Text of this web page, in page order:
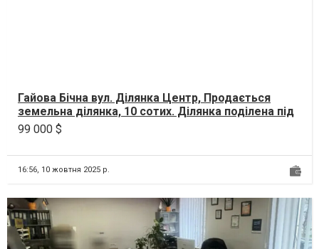
Гайова Бічна вул. Ділянка Центр, Продається
земельна ділянка, 10 сотих. Ділянка поділена під
будівни...
99 000 $
16:56, 10 жовтня 2025 р.